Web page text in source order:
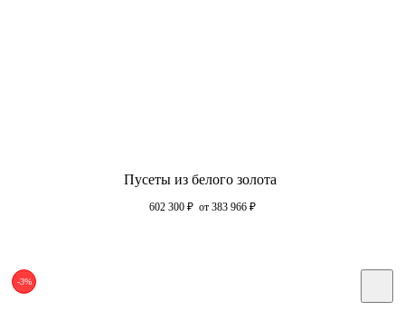
Пусеты из белого золота
602 300 ₽ от 383 966 ₽
-3%